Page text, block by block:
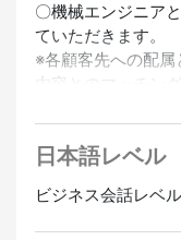
【MUST】
・機械系の設計経
・機械系
Engineeringを使用
・開発プロジェク
〇機械エンジニア
ていただきます。
※各顧客先への配
内容とのマッチン
※⼤⼿企業の受け
・航空機エンジン
・人工衛星搭載部
日本語レベル
ビジネス会話レベ